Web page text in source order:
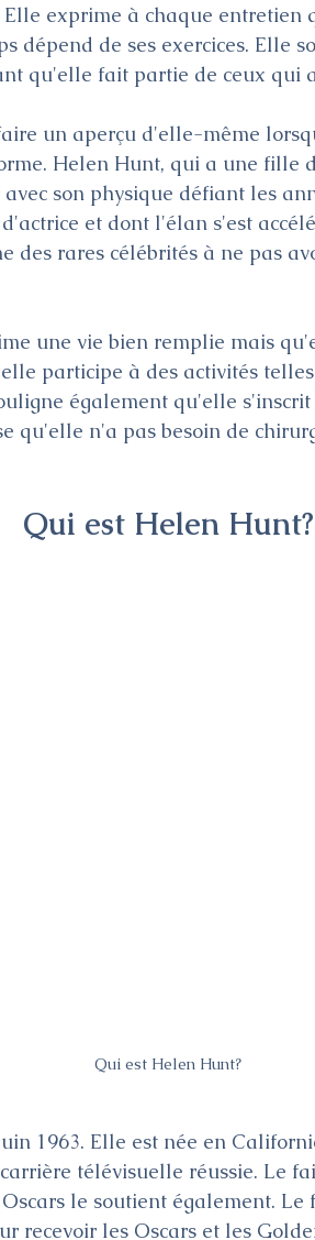
exprime à chaque entretien
dépend de ses exercices. Elle
qu'elle fait partie de ceux qui
un aperçu d'elle-même
Helen Hunt, qui a une fille
son physique défiant les
et dont l'élan s'est
des rares célébrités à ne pas
une vie bien remplie mais
participe à des activités
également qu'elle
qu'elle n'a pas besoin de
Qui est Helen Hunt?
Qui est Helen Hunt?
1963. Elle est née en
télévisuelle réussie. Le
le soutient également.
recevoir les Oscars et les